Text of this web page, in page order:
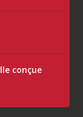
conçue